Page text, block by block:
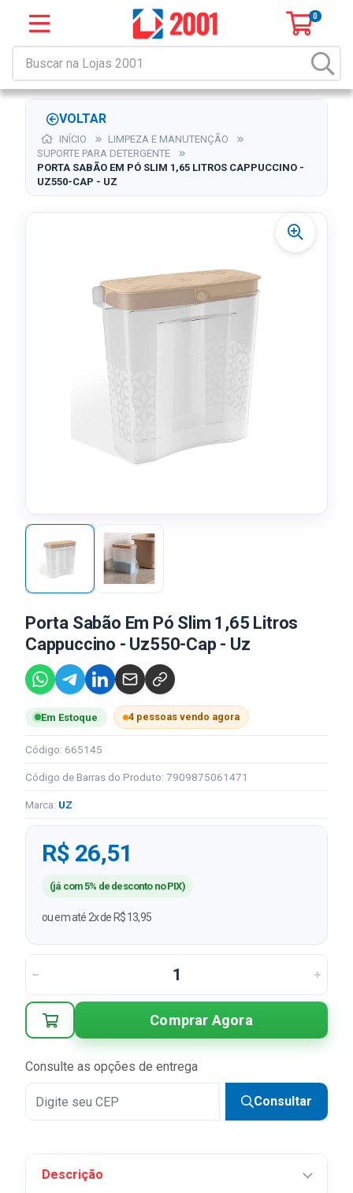
0
VOLTAR
INÍCIO
LIMPEZA E MANUTENÇÃO
SUPORTE PARA DETERGENTE
PORTA SABÃO EM PÓ SLIM 1,65 LITROS CAPPUCCINO -
UZ550-CAP - UZ
Porta Sabão Em Pó Slim 1,65 Litros
Cappuccino - Uz550-Cap - Uz
Em Estoque 4 pessoas vendo agora
Código: 665145
Código de Barras do Produto: 7909875061471
Marca: UZ
R$ 26,51
(já com 5% de desconto no PIX)
ou em até 2x de R$ 13,95
Comprar Agora
Consulte as opções de entrega
Consultar
Descrição